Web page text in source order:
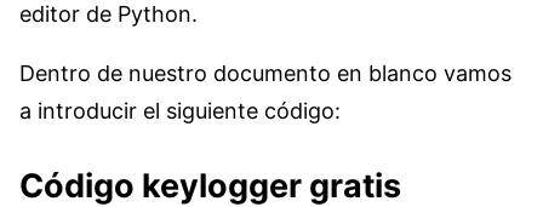
editor de Python.
Dentro de nuestro documento en blanco vamos
a introducir el siguiente código:
Código keylogger gratis